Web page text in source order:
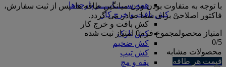
همه ســـــایــــر پارچه‌ها
کش بافت و خرج کار
کش بافت و خرج کار
کش نازک
کش ضخیم
کش تیپ
یقه و مچ
با توجه به متفاوت بودن وزن میانگین طاقه ها، پس از ثبت سفارش،
فاکتور اصلاحی برای شما صادر می گردد.
امتیاز محصولمجموع فرم0امتیاز ثبت شده
0/5
محصولات مشابه
قیمت هر طاقه